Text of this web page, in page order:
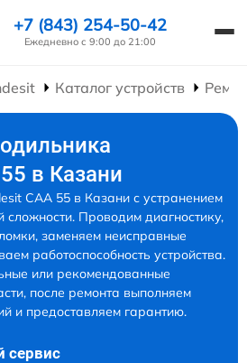
+7 (843) 254-50-42
Ежедневно с 9:00 до 21:00
Каталог устройств
в Казани
CAA 55 в Казани с устранением
сложности. Проводим диагностику,
заменяем неисправные
работоспособность устройства.
или рекомендованные
после ремонта выполняем
и предоставляем гарантию.
сервис